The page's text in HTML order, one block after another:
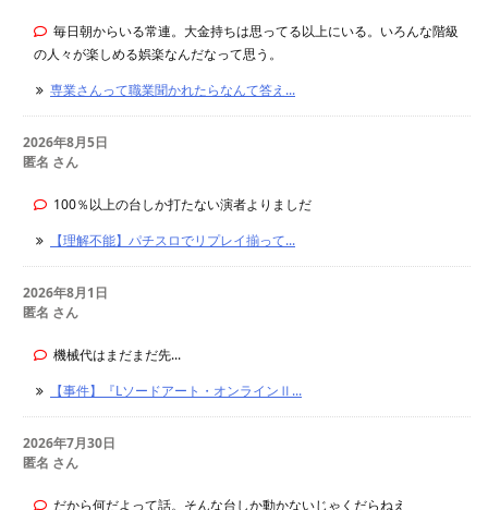
毎日朝からいる常連。大金持ちは思ってる以上にいる。いろんな階級
の人々が楽しめる娯楽なんだなって思う。
専業さんって職業聞かれたらなんて答え...
2026年8月5日
匿名 さん
100％以上の台しか打たない演者よりましだ
【理解不能】パチスロでリプレイ揃って...
2026年8月1日
匿名 さん
機械代はまだまだ先...
【事件】『Lソードアート・オンラインⅡ...
2026年7月30日
匿名 さん
だから何だよって話。そんな台しか動かないじゃくだらねえ